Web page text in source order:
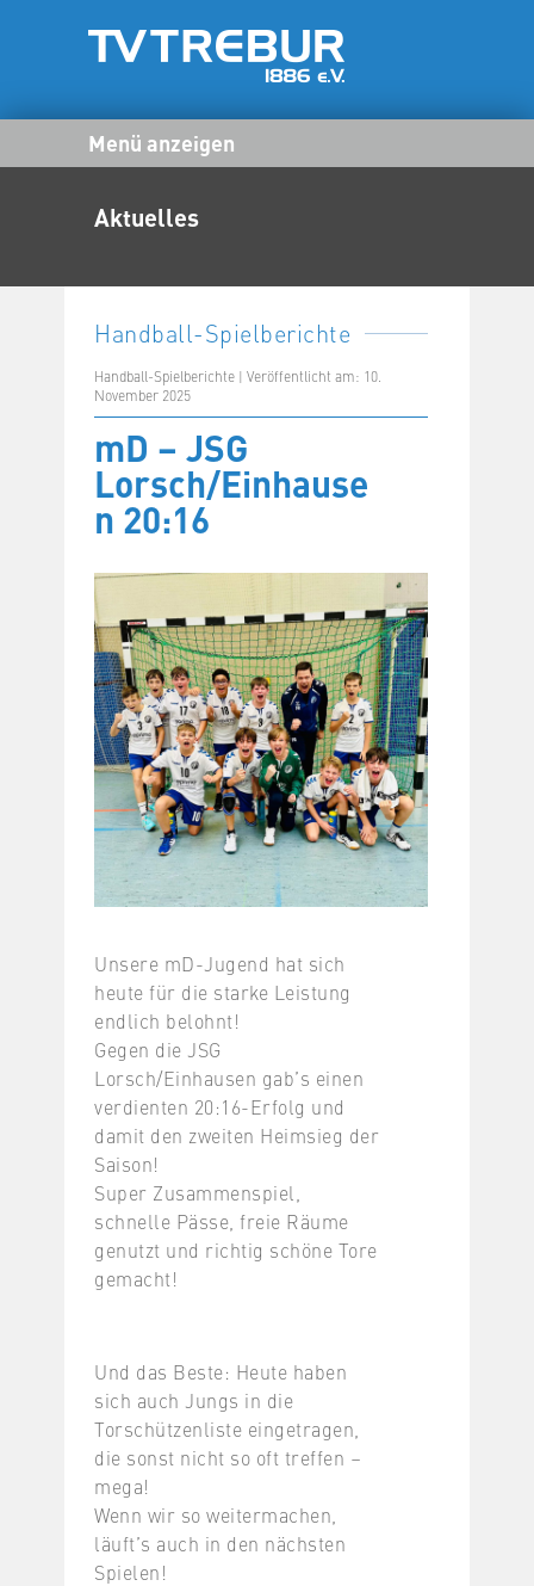
Menü anzeigen
Aktuelles
Handball-Spielberichte
Handball-Spielberichte | Veröffentlicht am: 10.
November 2025
mD – JSG
Lorsch/Einhause
n 20:16
Unsere mD-Jugend hat sich
heute für die starke Leistung
endlich belohnt!
Gegen die JSG
Lorsch/Einhausen gab’s einen
verdienten 20:16-Erfolg und
damit den zweiten Heimsieg der
Saison!
Super Zusammenspiel,
schnelle Pässe, freie Räume
genutzt und richtig schöne Tore
gemacht!
Und das Beste: Heute haben
sich auch Jungs in die
Torschützenliste eingetragen,
die sonst nicht so oft treffen –
mega!
Wenn wir so weitermachen,
läuft’s auch in den nächsten
Spielen!